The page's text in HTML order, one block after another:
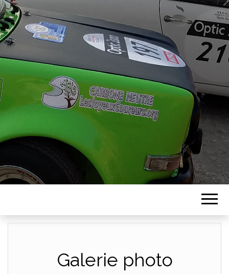
ASSOCIATION
LES JOYEUX
COUREURS
Galerie photo